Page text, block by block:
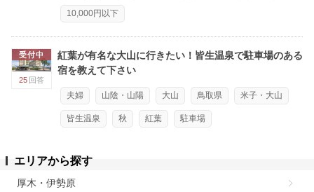
10,000円以下
受付中
25 回答
紅葉が有名な大山に行きたい！皆生温泉で駐車場のある
宿を教えて下さい
夫婦 山陰・山陽 大山 鳥取県 米子・大山
皆生温泉 秋 紅葉 駐車場
エリアから探す
厚木・伊勢原